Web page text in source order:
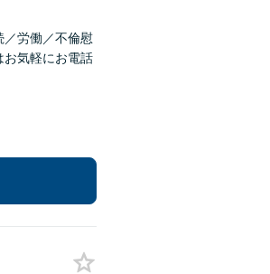
／労働／不倫慰
お気軽にお電話